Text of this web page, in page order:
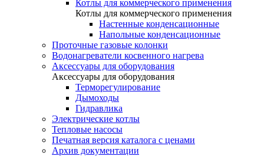
Котлы для коммерческого применения
Котлы для коммерческого применения
Настенные конденсационные
Напольные конденсационные
Проточные газовые колонки
Водонагреватели косвенного нагрева
Аксессуары для оборудования
Аксессуары для оборудования
Терморегулирование
Дымоходы
Гидравлика
Электрические котлы
Тепловые насосы
Печатная версия каталога с ценами
Архив документации